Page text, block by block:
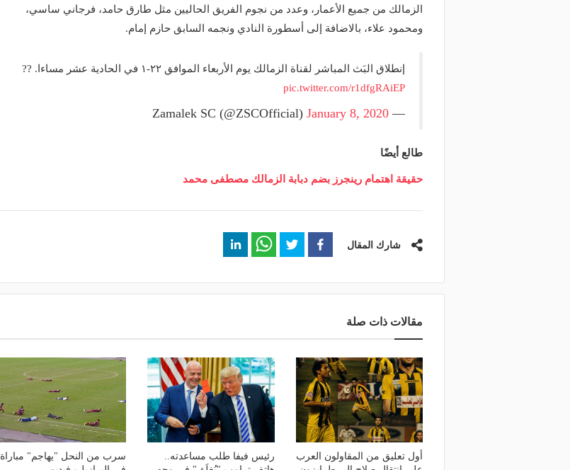
الزمالك من جميع الأعمار، وعدد من نجوم الفريق الحاليين مثل طارق حامد، فرجاني ساسي،
ومحمود علاء، بالاضافة إلى أسطورة النادي ونجمه السابق حازم إمام.
إنطلاق البَث المباشر لقناة الزمالك يوم الأربعاء الموافق ٢٢-١ في الحادية عشر مساءا. ??
pic.twitter.com/r1dfgRAiEP
— Zamalek SC (@ZSCOfficial)
January 8, 2020
طالع أيضًا
حقيقة اهتمام رينجرز بضم دبابة الزمالك مصطفى محمد
شارك المقال
مقالات ذات صلة
أول تعليق من المقاولون العرب
رئيس فيفا طلب مساعدته..
سرب من النحل "يهاجم" مباراة